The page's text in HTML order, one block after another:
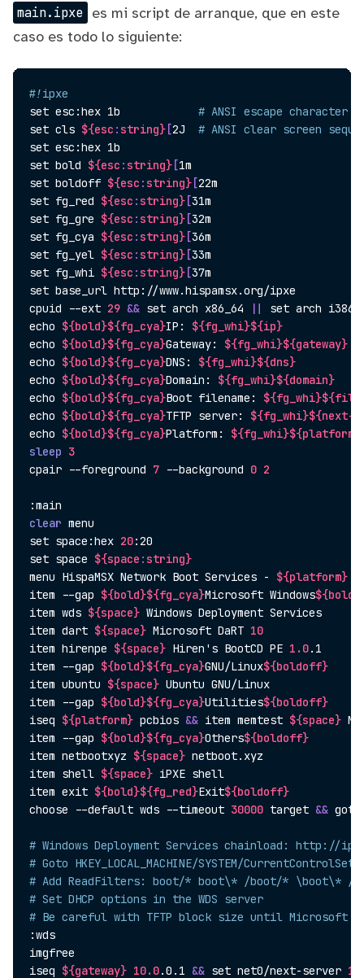
main.ipxe es mi script de arranque, que en este
caso es todo lo siguiente:
#!ipxe
set esc:hex 1b # ANSI escape character
set cls ${esc : string} [2J # ANSI clear screen
set
set bold ${esc : string} [
set boldoff ${esc : string} [
set fg_red ${esc : string} [
set fg_gre ${esc : string} [
set fg_cya ${esc : string} [
set fg_yel ${esc : string} [
set fg_whi ${esc : string} [
set base_url http://www.hispamsx.org/ipxe
cpuid --ext 29 && set arch x86_64 || set
echo ${bold}${fg_cya}IP: ${fg_whi}${ip}
echo ${bold}${fg_cya}Gateway: ${fg_whi}${gateway}
echo ${bold}${fg_cya}DNS: ${fg_whi}${dns}
echo ${bold}${fg_cya}Domain: ${fg_whi}${domain}
echo ${bold}${fg_cya}Boot filename: ${fg_whi}
echo ${bold}${fg_cya}TFTP server: ${fg_whi}${next-
echo ${bold}${fg_cya}Platform: ${fg_whi}${platform}
sleep 3
cpair --foreground 7 --background 0 2
clear
set space:hex 20
set space ${space : string}
menu HispaMSX Network Boot Services - ${platform}
item --gap ${bold}${fg_cya}Microsoft Windows
item wds ${space} Windows Deployment Services
item dart ${space} Microsoft DaRT 10
item hirenpe ${space} Hiren's BootCD PE 1.0.1
item --gap ${bold}${fg_cya}GNU/Linux${boldoff}
item ubuntu ${space} Ubuntu GNU/Linux
item --gap ${bold}${fg_cya}Utilities${boldoff}
iseq ${platform} pcbios && item memtest ${space}
item --gap ${bold}${fg_cya}Others${boldoff}
item netbootxyz ${space} netboot.xyz
item shell ${space} iPXE shell
item exit ${bold}${fg_red}Exit${boldoff}
choose --default wds --timeout 30000 target &&
# Windows Deployment Services chainload: http://
# Goto HKEY_LOCAL_MACHINE/SYSTEM/
# Add ReadFilters: boot/* boot\* /boot/* \boot\* /
# Set DHCP options in the WDS server
# Be careful with TFTP block size until Microsoft
:wds
imgfree
iseq ${gateway} 10.0.0.1 && set net0/next-server